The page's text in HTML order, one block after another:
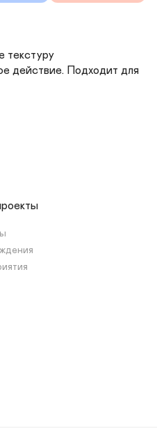
текстуру
действие. Подходит для